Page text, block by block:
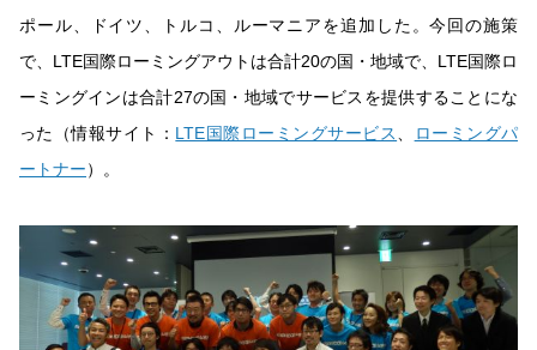
ポール、ドイツ、トルコ、ルーマニアを追加した。今回の施策
で、LTE国際ローミングアウトは合計20の国・地域で、LTE国際ロ
ーミングインは合計27の国・地域でサービスを提供することにな
った（情報サイト： LTE国際ローミングサービス
ローミングパ
ートナー）。